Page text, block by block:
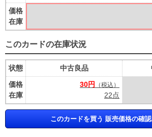
価格
在庫
このカードの在庫状況
状態
価格
在庫
中古良品
30円
（税込）
22点
このカードを買う 販売価格の確